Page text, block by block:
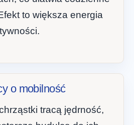
to większa energia
o mobilność
tracą jędrność,